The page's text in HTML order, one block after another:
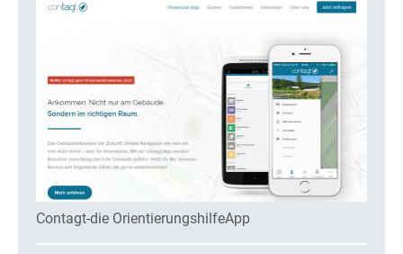
Contagt-die OrientierungshilfeApp